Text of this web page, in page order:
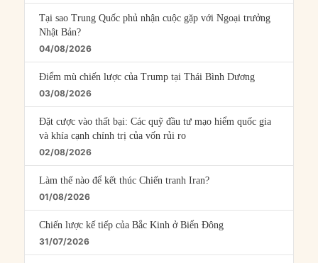
Tại sao Trung Quốc phủ nhận cuộc gặp với Ngoại trưởng
Nhật Bản?
04/08/2026
Điểm mù chiến lược của Trump tại Thái Bình Dương
03/08/2026
Đặt cược vào thất bại: Các quỹ đầu tư mạo hiểm quốc gia
và khía cạnh chính trị của vốn rủi ro
02/08/2026
Làm thế nào để kết thúc Chiến tranh Iran?
01/08/2026
Chiến lược kế tiếp của Bắc Kinh ở Biển Đông
31/07/2026